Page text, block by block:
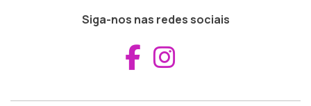
Siga-nos nas redes sociais
Aceder ao